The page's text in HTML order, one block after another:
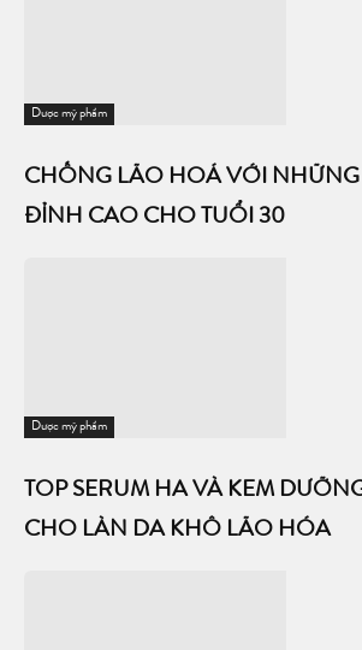
Dược mỹ phẩm
CHỐNG LÃO HOÁ VỚI
ĐỈNH CAO CHO TUỔI 30
Dược mỹ phẩm
TOP SERUM HA VÀ KEM
CHO LÀN DA KHÔ LÃO HÓA